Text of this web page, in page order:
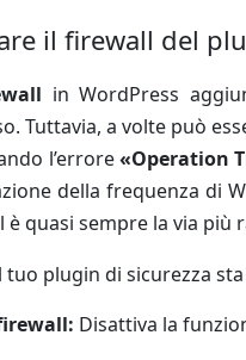
il firewall del
in WordPress
Tuttavia, a volte può
l’errore«Operation
della frequenza di
quasi sempre la via più
tuo plugin di sicurezza
Disattiva la